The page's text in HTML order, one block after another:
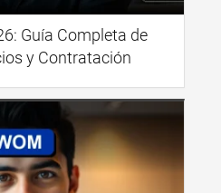
Guía Completa de
y Contratación